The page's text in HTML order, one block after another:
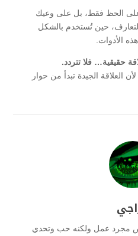
على الحظ فقط، بل على وعيك
حين تُستخدم بالشكل
الأدوات.
حقيقية… فلا تتردد.
العلاقة الجيدة تبدأ من حوار
مجرد عمل ولكنه حب وتحدي